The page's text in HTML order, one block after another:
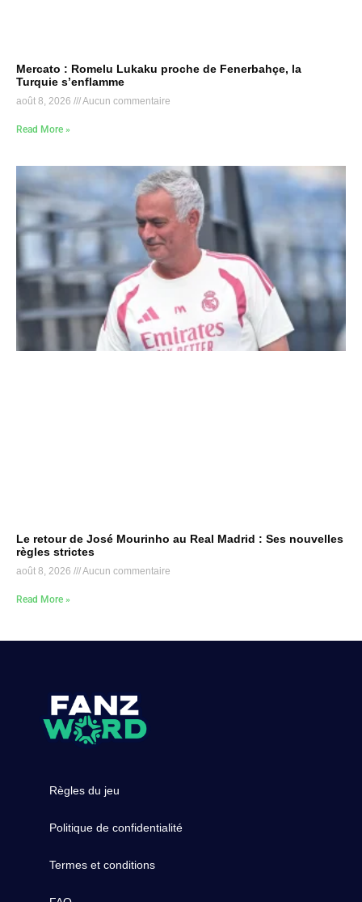
Mercato : Romelu Lukaku proche de Fenerbahçe, la
Turquie s’enflamme
août 8, 2026 Aucun commentaire
Read More »
Le retour de José Mourinho au Real Madrid : Ses nouvelles
règles strictes
août 8, 2026 Aucun commentaire
Read More »
Règles du jeu
Politique de confidentialité
Termes et conditions